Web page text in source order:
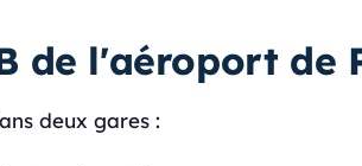
de l'aéroport de
deux gares :